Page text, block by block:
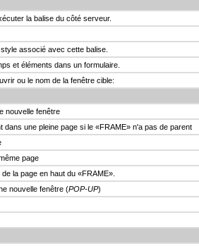
la balise du côté serveur.
associé avec cette balise.
et éléments dans un formulaire.
ou le nom de la fenêtre cible:
nouvelle fenêtre
une pleine page si le «FRAME» n'a pas de parent
page
la page en haut du «FRAME».
nouvelle fenêtre (POP-UP)